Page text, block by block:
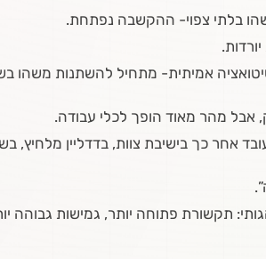
בלתי צפוי- ההקשבה נפתחת.
אמיתית- מתחיל להשתנות משהו
אבל מהר מאוד הופך לכלי עבודה.
אחר כך בישיבת צוות, בדדליין מלחיץ,
תקשורת פתוחה יותר, גמישות גבוהה